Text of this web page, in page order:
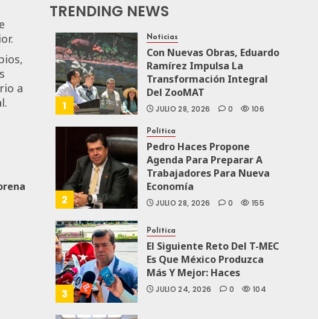
a
TRENDING NEWS
1
Noticias
Con Nuevas Obras, Eduardo
Ramírez Impulsa La
Transformación Integral
Del ZooMAT
JULIO 28, 2026 0 106
2
Política
Pedro Haces Propone
Agenda Para Preparar A
Trabajadores Para Nueva
Economía
JULIO 28, 2026 0 155
3
Política
El Siguiente Reto Del T-MEC
Es Que México Produzca
Más Y Mejor: Haces
JULIO 24, 2026 0 104